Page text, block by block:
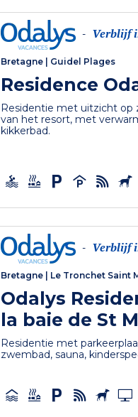
- Verblijf
Bretagne Guidel Plages
Residence
Residentie met uitzicht op
van het resort, met
kikkerbad.
- Verblijf
Bretagne Le Tronchet Saint
Odalys
la baie de St
Residentie met
zwembad, sauna,